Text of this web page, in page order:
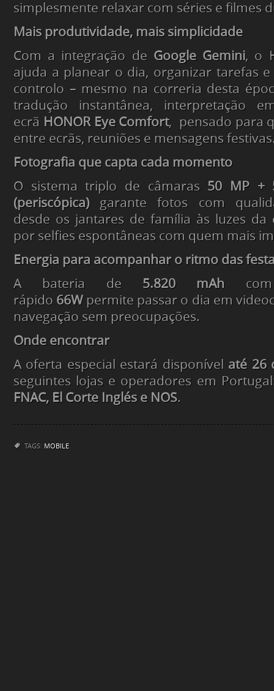
simplesmente relaxar com séries e filmes
Mais produtividade, mais simplicidade
Com a integração de Google Gemini, o
ajuda a planear o dia, organizar tarefas
controlo – mesmo na correria desta
tradução instantânea, interpretação
ecrã HONOR Eye Comfort, pensado para
entre ecrãs, reuniões e mensagens
Fotografia que capta cada momento
O sistema triplo de câmaras 50 MP +
(periscópica)garante fotos com
desde os jantares de família às luzes da
por selfies espontâneas com quem mais
Energia para acompanhar o ritmo das
A bateria de 5.820 mAh com
rápido 66Wpermite passar o dia em
navegação sem preocupações.
Onde encontrar
A oferta especial estará disponível até 26
seguintes lojas e operadores em
FNAC, El Corte Inglés e NOS.
TAGS: MOBILE